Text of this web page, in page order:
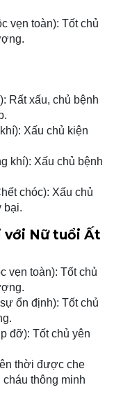
vẹn toàn): Tốt chủ
Rất xấu, chủ bệnh
Xấu chủ kiện
khí): Xấu chủ bệnh
chóc): Xấu chủ
bại.
với Nữ tuổi Ất
vẹn toàn): Tốt chủ
ổn định): Tốt chủ
đỡ): Tốt chủ yên
thời được che
thông minh